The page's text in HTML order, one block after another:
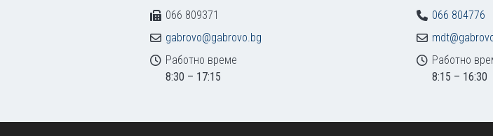
066 809371
gabrovo@gabrovo.bg
Работно време
8:30 – 17:15
066 804776
Работно
8:15 – 16:30